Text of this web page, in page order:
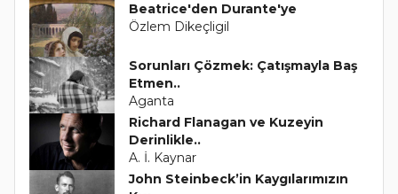
Beatrice'den Durante'ye
Özlem Dikeçligil
Sorunları Çözmek: Çatışmayla Baş
Etmen..
Aganta
Richard Flanagan ve Kuzeyin
Derinlikle..
A. İ. Kaynar
John Steinbeck’in Kaygılarımızın